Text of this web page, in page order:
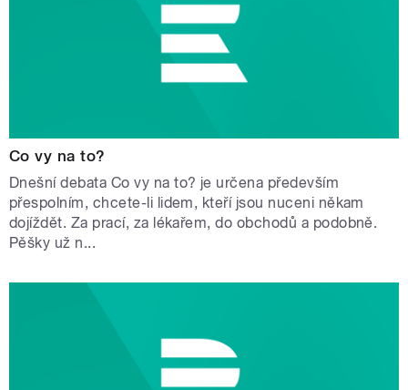
Co vy na to?
Dnešní debata Co vy na to? je určena především
přespolním, chcete-li lidem, kteří jsou nuceni někam
dojíždět. Za prací, za lékařem, do obchodů a podobně.
Pěšky už n...